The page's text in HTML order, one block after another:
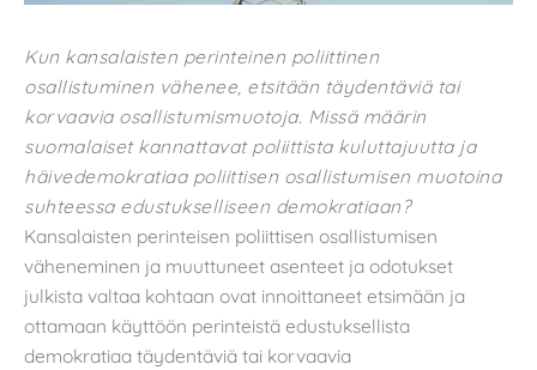
Kun kansalaisten perinteinen poliittinen
osallistuminen vähenee, etsitään täydentäviä tai
korvaavia osallistumismuotoja. Missä määrin
suomalaiset kannattavat poliittista kuluttajuutta ja
häivedemokratiaa poliittisen osallistumisen muotoina
suhteessa edustukselliseen demokratiaan?
Kansalaisten perinteisen poliittisen osallistumisen
väheneminen ja muuttuneet asenteet ja odotukset
julkista valtaa kohtaan ovat innoittaneet etsimään ja
ottamaan käyttöön perinteistä edustuksellista
demokratiaa täydentäviä tai korvaavia